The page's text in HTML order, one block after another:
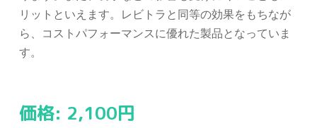
リットといえます。レビトラと同等の効果をもちなが
ら、コストパフォーマンスに優れた製品となっていま
す。
価格: 2,100円